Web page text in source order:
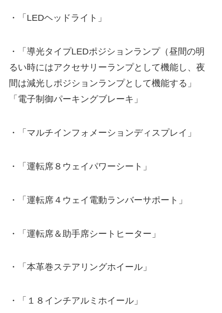
・「LEDヘッドライト」
・「導光タイプLEDポジションランプ（昼間の明
るい時にはアクセサリーランプとして機能し、夜
間は減光しポジションランプとして機能する」
「電子制御パーキングブレーキ」
・「マルチインフォメーションディスプレイ」
・「運転席８ウェイパワーシート」
・「運転席４ウェイ電動ランバーサポート」
・「運転席＆助手席シートヒーター」
・「本革巻ステアリングホイール」
・「１８インチアルミホイール」